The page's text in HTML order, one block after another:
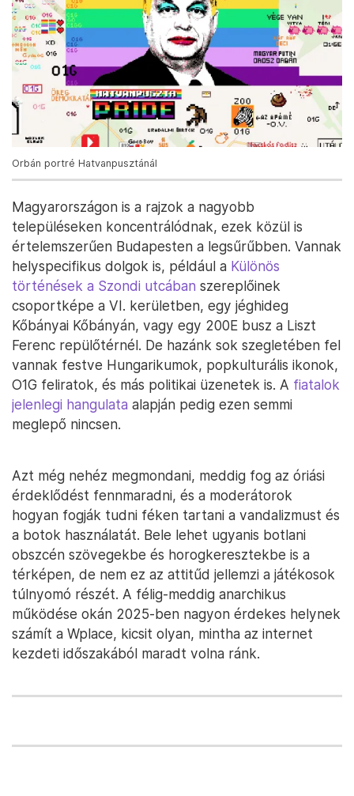
Orbán portré Hatvanpusztánál
Magyarországon is a rajzok a nagyobb
településeken koncentrálódnak, ezek közül is
értelemszerűen Budapesten a legsűrűbben. Vannak
helyspecifikus dolgok is, például a Különös
történések a Szondi utcában szereplőinek
csoportképe a VI. kerületben, egy jéghideg
Kőbányai Kőbányán, vagy egy 200E busz a Liszt
Ferenc repülőtérnél. De hazánk sok szegletében fel
vannak festve Hungarikumok, popkulturális ikonok,
O1G feliratok, és más politikai üzenetek is. A fiatalok
jelenlegi hangulata alapján pedig ezen semmi
meglepő nincsen.
Azt még nehéz megmondani, meddig fog az óriási
érdeklődést fennmaradni, és a moderátorok
hogyan fogják tudni féken tartani a vandalizmust és
a botok használatát. Bele lehet ugyanis botlani
obszcén szövegekbe és horogkeresztekbe is a
térképen, de nem ez az attitűd jellemzi a játékosok
túlnyomó részét. A félig-meddig anarchikus
működése okán 2025-ben nagyon érdekes helynek
számít a Wplace, kicsit olyan, mintha az internet
kezdeti időszakából maradt volna ránk.